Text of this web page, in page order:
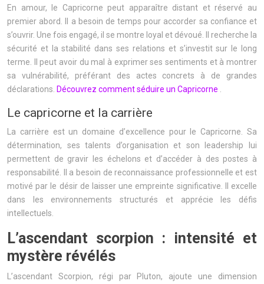
En amour, le Capricorne peut apparaître distant et réservé au
premier abord. Il a besoin de temps pour accorder sa confiance et
s’ouvrir. Une fois engagé, il se montre loyal et dévoué. Il recherche la
sécurité et la stabilité dans ses relations et s’investit sur le long
terme. Il peut avoir du mal à exprimer ses sentiments et à montrer
sa vulnérabilité, préférant des actes concrets à de grandes
déclarations. Découvrez comment séduire un Capricorne
Le capricorne et la carrière
La carrière est un domaine d’excellence pour le Capricorne. Sa
détermination, ses talents d’organisation et son leadership lui
permettent de gravir les échelons et d’accéder à des postes à
responsabilité. Il a besoin de reconnaissance professionnelle et est
motivé par le désir de laisser une empreinte significative. Il excelle
dans les environnements structurés et apprécie les défis
intellectuels.
L’ascendant scorpion : intensité et
mystère révélés
L’ascendant Scorpion, régi par Pluton, ajoute une dimension